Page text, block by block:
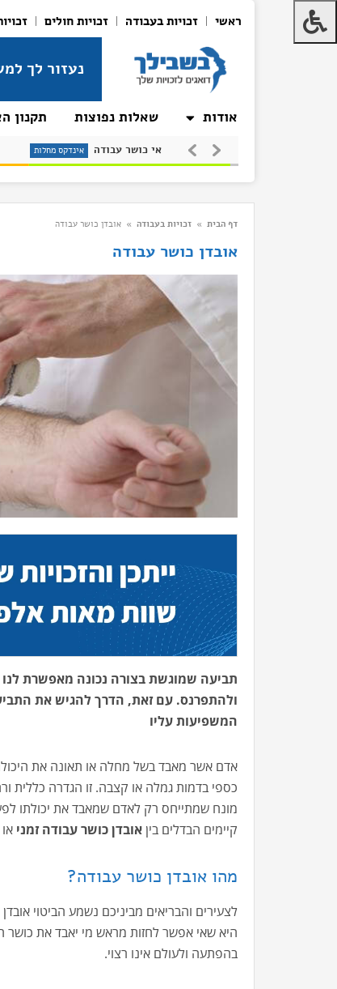
ראשי זכויות בעבודה זכויות חולים
נעזור לך
אודות שאלות נפוצות תקנון
אי כושר עבודה אינדקס מחלות טרשת (סקלרוזה)
דף הבית » זכויות בעבודה » אובדן כושר עבודה
אובדן כושר עבודה
תביעה שמוגשת בצורה נכונה מאפשרת לנו
ולהתפרנס. עם זאת, הדרך להגיש את
המשפיעות עליו
אדם אשר מאבד בשל מחלה או תאונה את
כספי בדמות גמלה או קצבה. זו הגדרה כללית
מונח שמתייחס רק לאדם שמאבד את יכולתו
קיימים הבדלים בין אובדן כושר עבודה זמני
מהו אובדן כושר עבודה?
לצעירים והבריאים מביניכם נשמע הביטוי
היא שאי אפשר לחזות מראש מי יאבד את כושר
בהפתעה ולעולם אינו רצוי.